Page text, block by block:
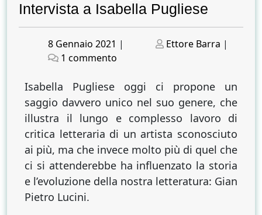
Intervista a Isabella Pugliese
Posted
on
8 Gennaio 2021 |
Posted
Ettore Barra |
1 commento
Pietro
Lucini,
alias
l’ardire
sfrontato
della
leggerezza.
Intervista
Isabella Pugliese oggi ci propone un
saggio davvero unico nel suo genere, che
illustra il lungo e complesso lavoro di
critica letteraria di un artista sconosciuto
ai più, ma che invece molto più di quel che
ci si attenderebbe ha influenzato la storia
e l’evoluzione della nostra letteratura: Gian
Pietro Lucini.